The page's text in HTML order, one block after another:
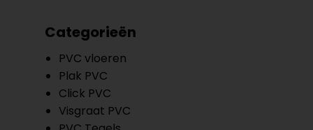
Categorieën
PVC vloeren
Plak PVC
Click PVC
Visgraat PVC